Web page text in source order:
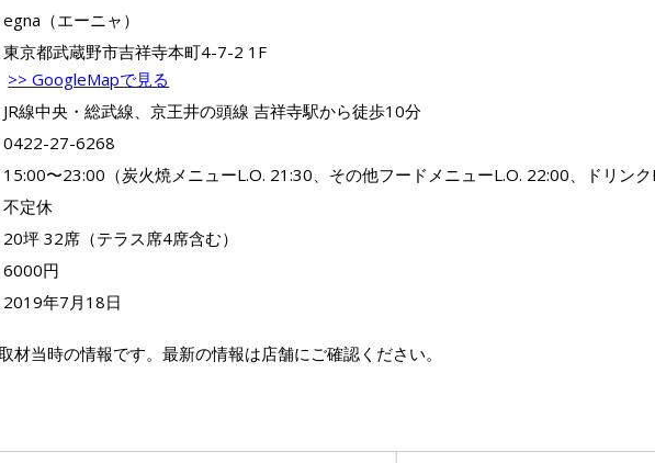
egna（エーニャ）
東京都武蔵野市吉祥寺本町4-7-2 1F
>> GoogleMapで見る
JR線中央・総武線、京王井の頭線 吉祥寺駅から徒歩10分
0422-27-6268
15:00〜23:00（炭火焼メニューL.O. 21:30、その他フードメニューL.O. 22:00、ドリンク
不定休
20坪 32席（テラス席4席含む）
6000円
2019年7月18日
材当時の情報です。最新の情報は店舗にご確認ください。